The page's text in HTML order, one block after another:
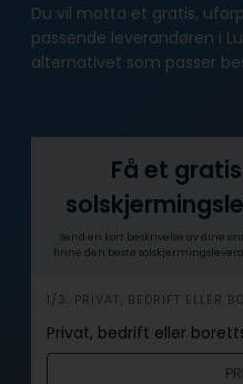
Du vil motta et gratis,
passende leverandøren i
alternativet som passer
Få et
Send en kort beskrivelse av dine
finne den beste
h
e
r
1/3: PRIVAT, BEDRIFT ELLER
Privat, bedrift eller